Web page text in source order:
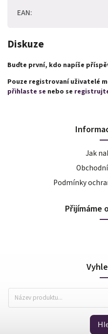
EAN:
Diskuze
Buďte první, kdo napíše
Pouze registrovaní uživatelé
přihlaste se nebo se
Jak
Podmínky
Přijímáme